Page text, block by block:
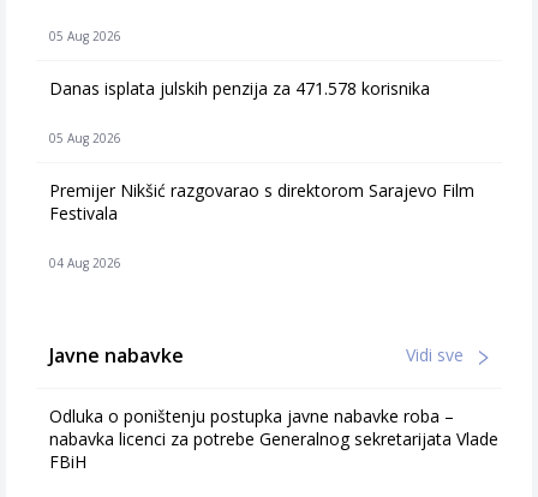
05 Aug 2026
Danas isplata julskih penzija za 471.578 korisnika
05 Aug 2026
Premijer Nikšić razgovarao s direktorom Sarajevo Film
Festivala
04 Aug 2026
Javne nabavke Vidi sve
Odluka o poništenju postupka javne nabavke roba –
nabavka licenci za potrebe Generalnog sekretarijata Vlade
FBiH